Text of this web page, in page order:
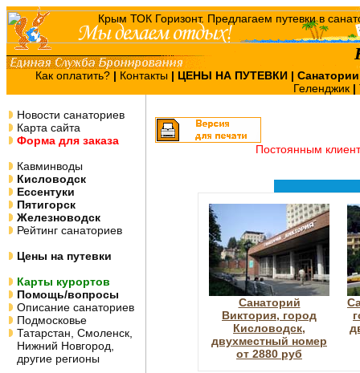
Как оплатить? | Контакты | ЦЕНЫ НА ПУТЕВКИ |
Геленджик |
Новости санаториев
Карта сайта
Форма для заказа
Кавминводы
Кисловодск
Ессентуки
Пятигорск
Железноводск
Рейтинг санаториев
Цены на путевки
Карты курортов
Помощь/вопросы
Описание санаториев
Подмосковье
Татарстан, Смоленск,
Нижний Новгород,
другие регионы
Постоянным
Санаторий
Виктория, город
Кисловодск,
двухместный номер
от 2880 руб